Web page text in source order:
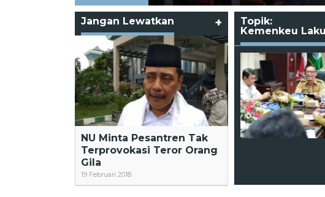
Jangan Lewatkan +
NU Minta Pesantren Tak
Terprovokasi Teror Orang
Gila
19 Februari 2018
Topik:
Kemenkeu